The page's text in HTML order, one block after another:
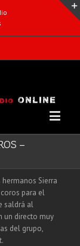
–
Sierra
para el
saldrá al
un directo muy
del grupo,